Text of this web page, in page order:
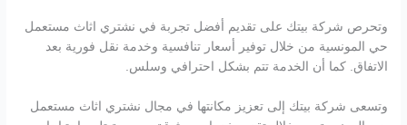
وتحرص شركة بيتك على تقديم أفضل تجربة في نشتري اثاث مستعمل
حي المونسية من خلال توفير أسعار تنافسية وخدمة نقل فورية بعد
الاتفاق. كما أن الخدمة تتم بشكل احترافي وسلس.
وتسعى شركة بيتك إلى تعزيز مكانتها في مجال نشتري اثاث مستعمل